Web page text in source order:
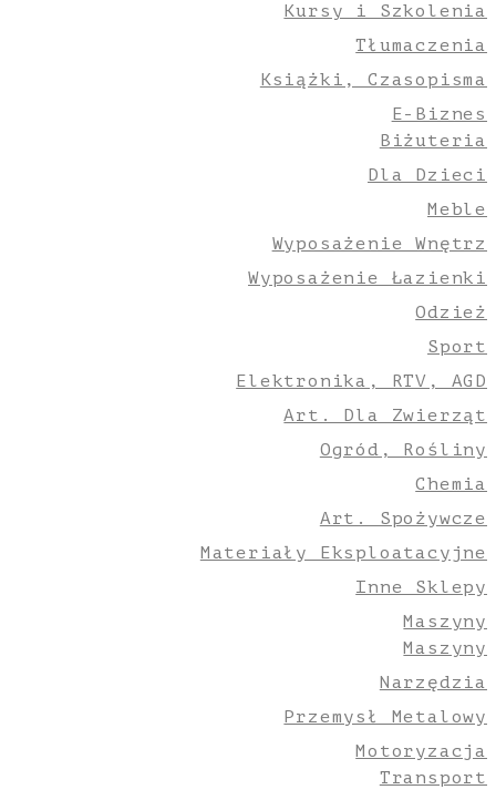
Kursy i Szkolenia
Tłumaczenia
Książki, Czasopisma
E-Biznes
Biżuteria
Dla Dzieci
Meble
Wyposażenie Wnętrz
Wyposażenie Łazienki
Odzież
Sport
Elektronika, RTV, AGD
Art. Dla Zwierząt
Ogród, Rośliny
Chemia
Art. Spożywcze
Materiały Eksploatacyjne
Inne Sklepy
Maszyny
Maszyny
Narzędzia
Przemysł Metalowy
Motoryzacja
Transport